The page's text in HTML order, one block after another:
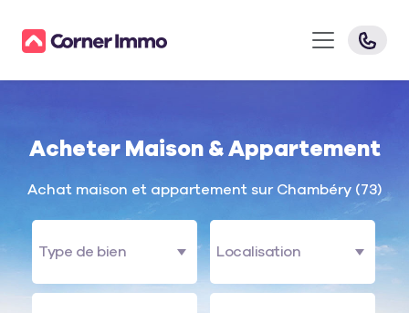
Acheter Maison & Appartement
Achat maison et appartement sur Chambéry (73)